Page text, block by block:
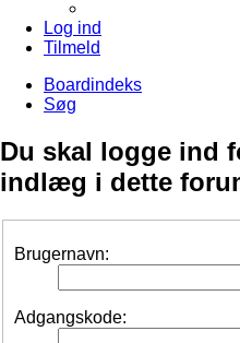
Log ind
Tilmeld
Boardindeks
Søg
Du skal logge ind
indlæg i dette
Brugernavn:
Adgangskode: